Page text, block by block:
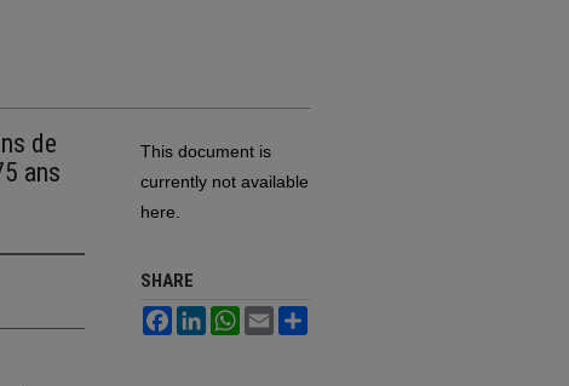
de
ans
This document is
currently not available
here.
SHARE
FacebookLinkedInWhatsApp
Email